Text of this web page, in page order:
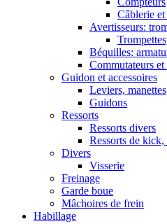
Câblerie et
Avertisseurs:
Béquilles:
Commutateurs
Guidon et accessoires
Leviers,
Guidons
Ressorts
Ressorts divers
Ressorts de kick,
Divers
Visserie
Freinage
Garde boue
Mâchoires de frein
Habillage